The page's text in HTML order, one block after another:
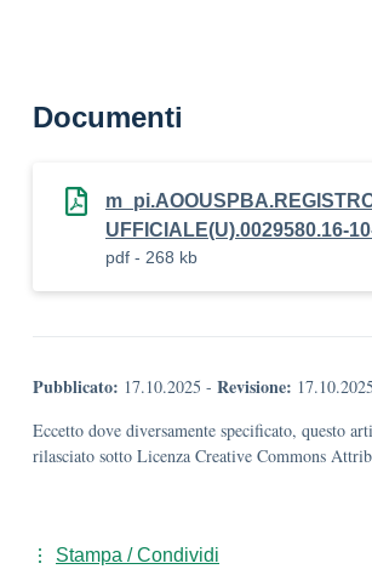
Documenti
UFFICIALE(U).0029580.16-
pdf - 268 kb
Pubblicato: 17.10.2025 - Revisione: 17.10.2025
Eccetto dove diversamente specificato, questo
rilasciato sotto Licenza Creative Commons
Stampa / Condividi